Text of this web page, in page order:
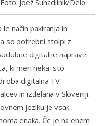
Joež Suhadilnik/Delo
način pakiranja in
so potrebni stolpi z
digitalne naprave
ki meri nekaj sto
oba digitalna TV-
in izdelana v Sloveniji.
jeziku je vsak
enaka. Če je na enem